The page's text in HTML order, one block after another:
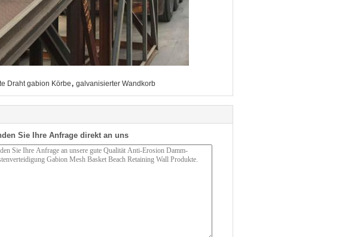
Draht gabion Körbe, galvanisierter Wandkorb
Sie Ihre Anfrage direkt an uns